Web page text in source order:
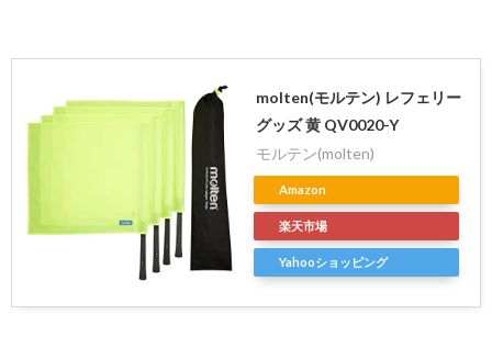
molten(モルテン) レフェリー
グッズ 黄 QV0020-Y
モルテン(molten)
Amazon
楽天市場
Yahooショッピング